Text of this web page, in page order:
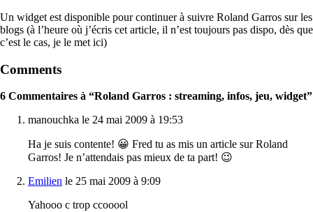
Un widget est disponible pour continuer à suivre Roland Garros sur les
blogs (à l’heure où j’écris cet article, il n’est toujours pas dispo, dès que
c’est le cas, je le met ici)
Comments
6 Commentaires à “Roland Garros : streaming, infos, jeu, widget”
manouchka le 24 mai 2009 à 19:53
Ha je suis contente! 😀 Fred tu as mis un article sur Roland
Garros! Je n’attendais pas mieux de ta part! 😉
Emilien le 25 mai 2009 à 9:09
Yahooo c trop ccooool